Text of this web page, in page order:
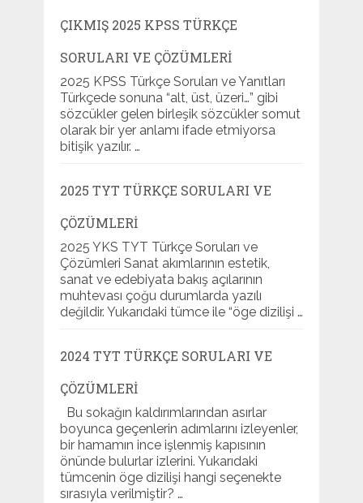
ÇIKMIŞ 2025 KPSS TÜRKÇE
SORULARI VE ÇÖZÜMLERI
2025 KPSS Türkçe Soruları ve Yanıtları
Türkçede sonuna “alt, üst, üzeri…” gibi
sözcükler gelen birleşik sözcükler somut
olarak bir yer anlamı ifade etmiyorsa
bitişik yazılır. …
2025 TYT TÜRKÇE SORULARI VE
ÇÖZÜMLERI
2025 YKS TYT Türkçe Soruları ve
Çözümleri Sanat akımlarının estetik,
sanat ve edebiyata bakış açılarının
muhtevası çoğu durumlarda yazılı
değildir. Yukarıdaki tümce ile “öge dizilişi …
2024 TYT TÜRKÇE SORULARI VE
ÇÖZÜMLERI
Bu sokağın kaldırımlarından asırlar
boyunca geçenlerin adımlarını izleyenler,
bir hamamın ince işlenmiş kapısının
önünde bulurlar izlerini. Yukarıdaki
tümcenin öge dizilişi hangi seçenekte
sırasıyla verilmiştir? …